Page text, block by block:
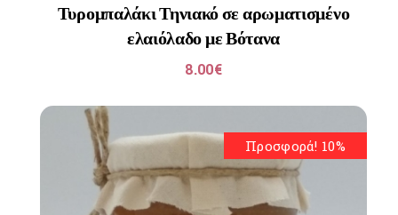
Τυρομπαλάκι Τηνιακό σε αρωματισμένο
ελαιόλαδο με Βότανα
8.00€
Προσφορά! 10%